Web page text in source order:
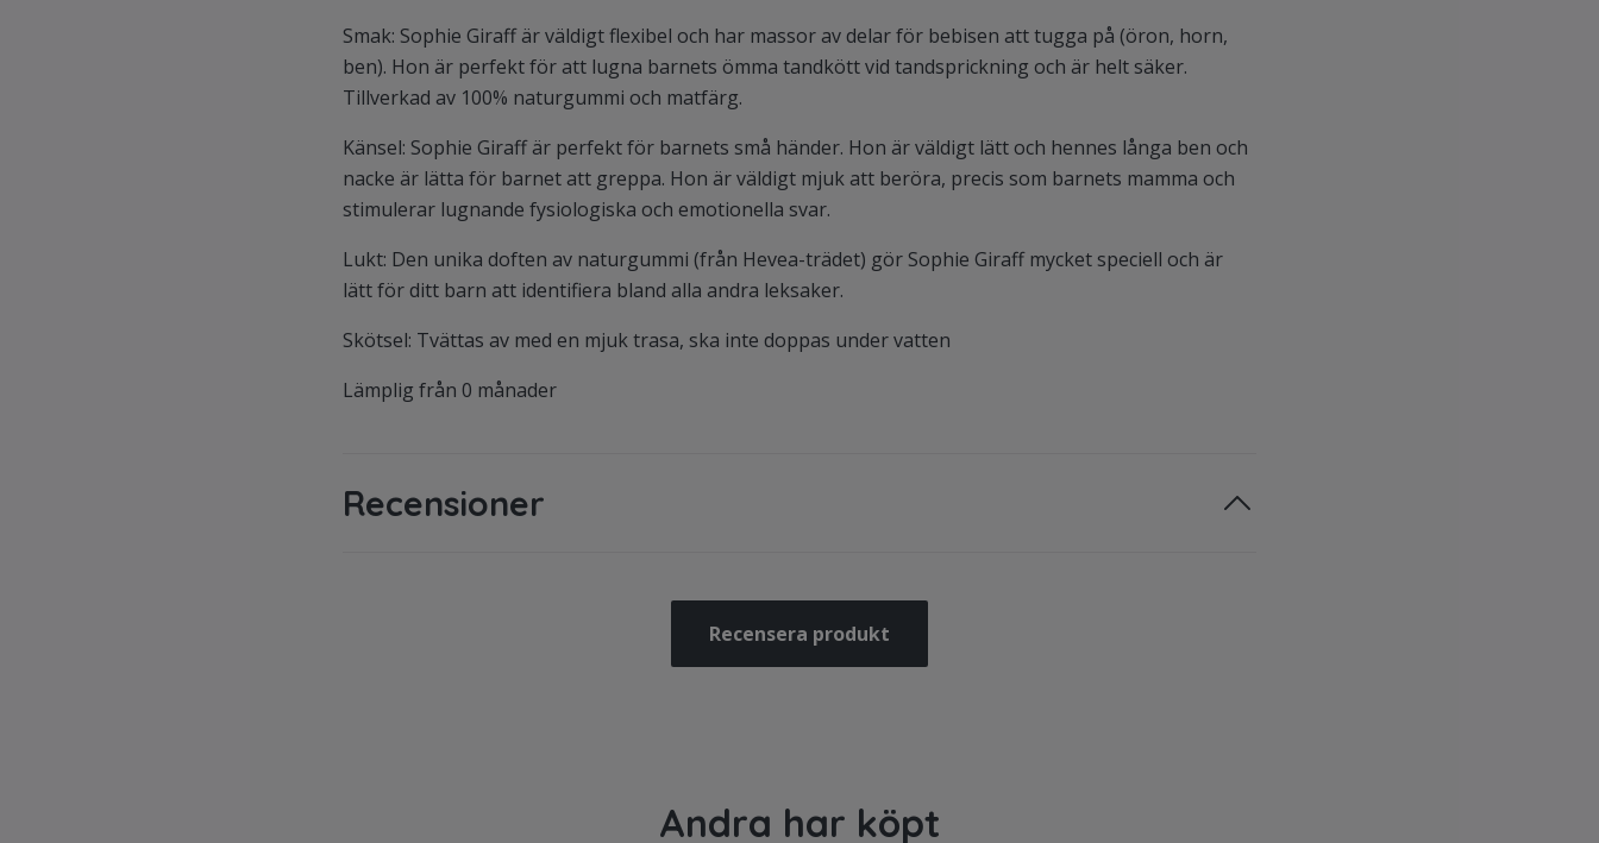
Smak: Sophie Giraff är väldigt flexibel och har massor av delar för bebisen att tugga på (öron, horn,
ben). Hon är perfekt för att lugna barnets ömma tandkött vid tandsprickning och är helt säker.
Tillverkad av 100% naturgummi och matfärg.
Känsel: Sophie Giraff är perfekt för barnets små händer. Hon är väldigt lätt och hennes långa ben och
nacke är lätta för barnet att greppa. Hon är väldigt mjuk att beröra, precis som barnets mamma och
stimulerar lugnande fysiologiska och emotionella svar.
Lukt: Den unika doften av naturgummi (från Hevea-trädet) gör Sophie Giraff mycket speciell och är
lätt för ditt barn att identifiera bland alla andra leksaker.
Skötsel: Tvättas av med en mjuk trasa, ska inte doppas under vatten
Lämplig från 0 månader
Recensioner
Recensera produkt
Andra har köpt